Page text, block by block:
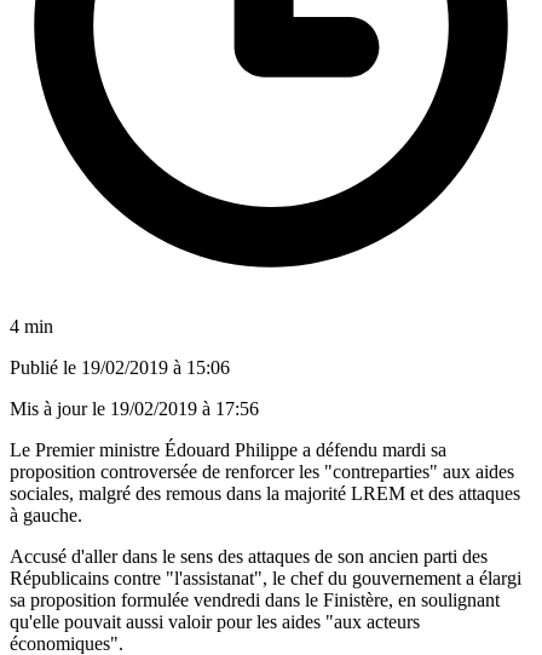
4 min
Publié le 19/02/2019 à 15:06
Mis à jour le 19/02/2019 à 17:56
Le Premier ministre Édouard Philippe a défendu mardi sa
proposition controversée de renforcer les "contreparties" aux aides
sociales, malgré des remous dans la majorité LREM et des attaques
à gauche.
Accusé d'aller dans le sens des attaques de son ancien parti des
Républicains contre "l'assistanat", le chef du gouvernement a élargi
sa proposition formulée vendredi dans le Finistère, en soulignant
qu'elle pouvait aussi valoir pour les aides "aux acteurs
économiques".